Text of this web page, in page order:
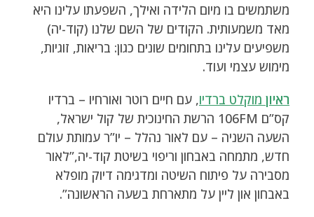
משתמשים בו מיום הלידה ואילך, השפעתו עלינו היא
מאד משמעותית. הקודים של השם שלנו (קוד-יה)
משפיעים עלינו בתחומים שונים כגון: בריאות, זוגיות,
מימוש עצמי ועוד.
ראיון מוקלט ברדיו, עם חיים רוטר ואורחיו – ברדיו
קס”ם 106FM הרשת החינוכית של קול ישראל,
השעה השניה – עם לאור נהלל – יו”ר עמותת עולם
חדש, מתמחה באבחון וריפוי בשיטת קוד-יה,”לאור
מסבירה על פיתוח השיטה ומדגימה דיוק מופלא
באבחון און ליין על מתארחת בשעה הראשונה”.